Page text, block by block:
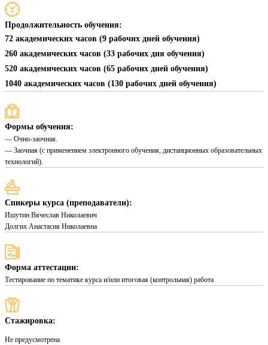
Продолжительность обучения:
72 академических часов (9 рабочих дней обучения)
260 академических часов (33 рабочих дня обучения)
520 академических часов (65 рабочих дней обучения)
1040 академических часов (130 рабочих дней обучения)
Формы обучения:
— Очно-заочная.
— Заочная (с применением электронного обучения, дистанционных образовательных
технологий).
Спикеры курса (преподаватели):
Ишутин Вячеслав Николаевич
Долгих Анастасия Николаевна
Форма аттестации:
Тестирование по тематике курса и/или итоговая (контрольная) работа
Стажировка:
Не предусмотрена